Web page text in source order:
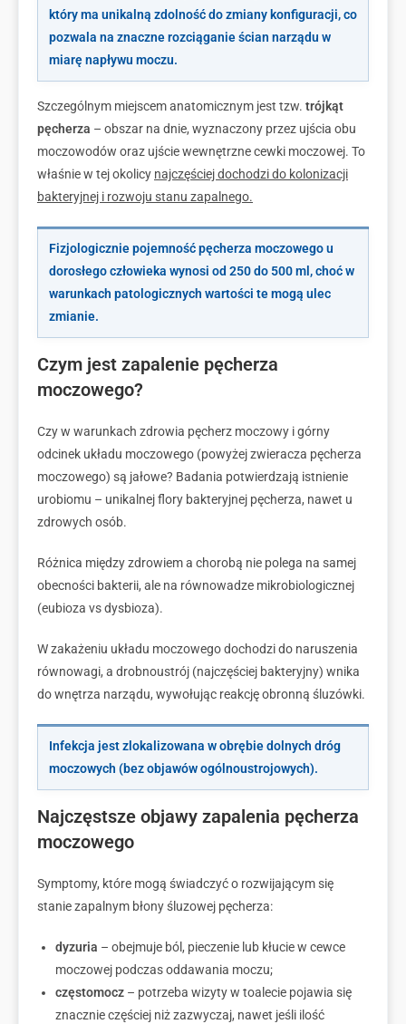
który ma unikalną zdolność do zmiany konfiguracji, co
pozwala na znaczne rozciąganie ścian narządu w
miarę napływu moczu.
Szczególnym miejscem anatomicznym jest tzw. trójkąt
pęcherza – obszar na dnie, wyznaczony przez ujścia obu
moczowodów oraz ujście wewnętrzne cewki moczowej. To
właśnie w tej okolicy najczęściej dochodzi do kolonizacji
bakteryjnej i rozwoju stanu zapalnego.
Fizjologicznie pojemność pęcherza moczowego u
dorosłego człowieka wynosi od 250 do 500 ml, choć w
warunkach patologicznych wartości te mogą ulec
zmianie.
Czym jest zapalenie pęcherza
moczowego?
Czy w warunkach zdrowia pęcherz moczowy i górny
odcinek układu moczowego (powyżej zwieracza pęcherza
moczowego) są jałowe? Badania potwierdzają istnienie
urobiomu – unikalnej flory bakteryjnej pęcherza, nawet u
zdrowych osób.
Różnica między zdrowiem a chorobą nie polega na samej
obecności bakterii, ale na równowadze mikrobiologicznej
(eubioza vs dysbioza).
W zakażeniu układu moczowego dochodzi do naruszenia
równowagi, a drobnoustrój (najczęściej bakteryjny) wnika
do wnętrza narządu, wywołując reakcję obronną śluzówki.
Infekcja jest zlokalizowana w obrębie dolnych dróg
moczowych (bez objawów ogólnoustrojowych).
Najczęstsze objawy zapalenia pęcherza
moczowego
Symptomy, które mogą świadczyć o rozwijającym się
stanie zapalnym błony śluzowej pęcherza:
dyzuria – obejmuje ból, pieczenie lub kłucie w cewce
moczowej podczas oddawania moczu;
częstomocz – potrzeba wizyty w toalecie pojawia się
znacznie częściej niż zazwyczaj, nawet jeśli ilość